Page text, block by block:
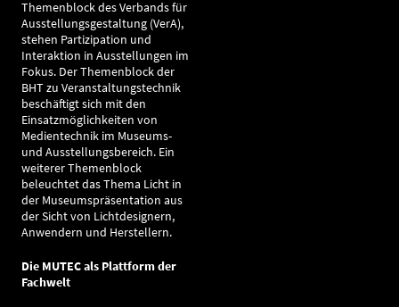
Themenblock des Verbands für
Ausstellungsgestaltung (VerA),
stehen Partizipation und
Interaktion in Ausstellungen im
Fokus. Der Themenblock der
BHT zu Veranstaltungstechnik
beschäftigt sich mit den
Einsatzmöglichkeiten von
Medientechnik im Museums-
und Ausstellungsbereich. Ein
weiterer Themenblock
beleuchtet das Thema Licht in
der Museumspräsentation aus
der Sicht von Lichtdesignern,
Anwendern und Herstellern.
Die MUTEC als Plattform der
Fachwelt